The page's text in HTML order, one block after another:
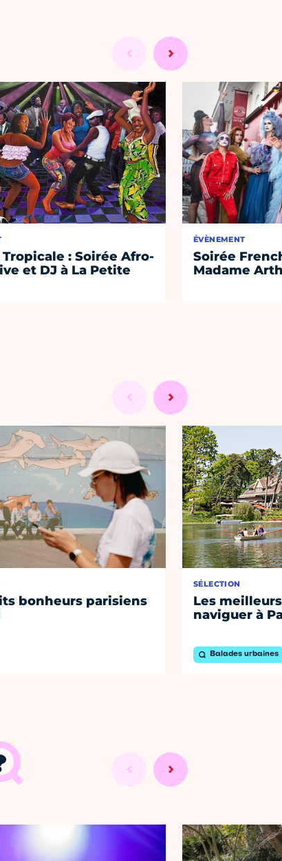
: Soirée Afro-
et DJ à La Petite
ÉVÈNEMENT
Soirée
Madame
bonheurs parisiens
SÉLECTION
Les
naviguer à
Balades urbaines